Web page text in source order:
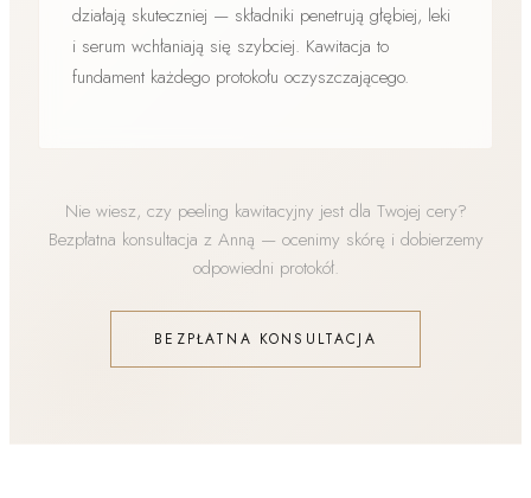
działają skuteczniej — składniki penetrują głębiej, leki
i serum wchłaniają się szybciej. Kawitacja to
fundament każdego protokołu oczyszczającego.
Nie wiesz, czy peeling kawitacyjny jest dla Twojej cery?
Bezpłatna konsultacja z Anną — ocenimy skórę i dobierzemy
odpowiedni protokół.
BEZPŁATNA KONSULTACJA